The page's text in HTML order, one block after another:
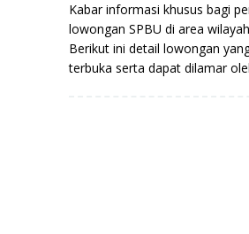
Kabar informasi khusus bagi
lowongan SPBU di area
Berikut ini detail lowongan
terbuka serta dapat dilamar